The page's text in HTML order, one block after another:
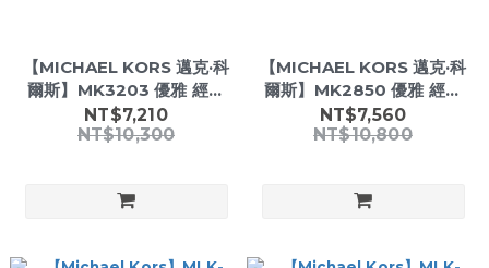
【MICHAEL KORS 邁克·科
爾斯】MK3203 優雅 經典
不鏽鋼 晶鑽 女款 時尚腕錶
NT$7,210
NT$10,300
【MICHAEL KORS 邁克·科
爾斯】MK2850 優雅 經典
皮革 女款 石英 手錶
NT$7,560
NT$10,800